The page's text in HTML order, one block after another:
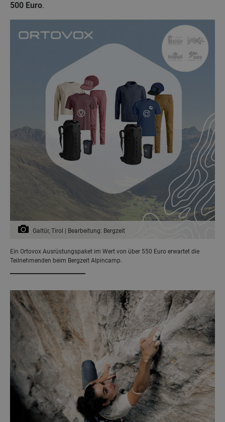
500 Euro.
Galtür, Tirol | Bearbeitung: Bergzeit
Ein Ortovox Ausrüstungspaket im Wert von über 550 Euro erwartet die
Teilnehmenden beim Bergzeit Alpincamp.